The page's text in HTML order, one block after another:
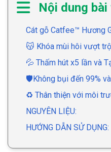
Nội dung
Cát gỗ Catfee™ Hương
😽 Khóa mùi hôi vượt
💦 Thấm hút x5 lần và
🛡Không bụi đến 99%
♻️ Thân thiện với môi
NGUYÊN LIỆU:
HƯỚNG DẪN SỬ DỤNG: